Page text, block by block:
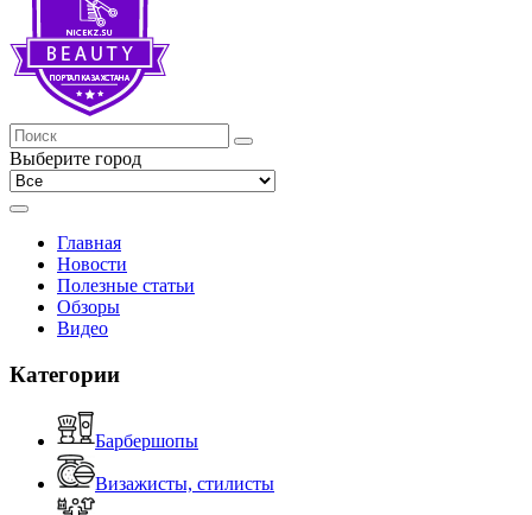
Выберите город
Главная
Новости
Полезные статьи
Обзоры
Видео
Категории
Барбершопы
Визажисты, стилисты